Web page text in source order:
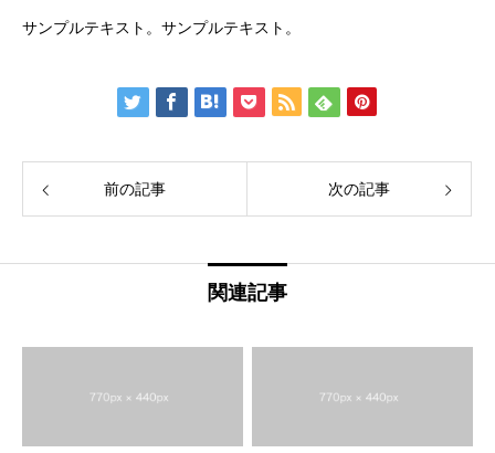
サンプルテキスト。サンプルテキスト。
前の記事 次の記事
関連記事